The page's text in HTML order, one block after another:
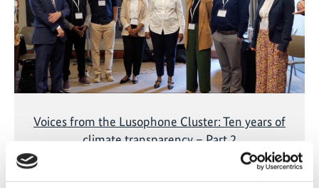
Voices from the Lusophone Cluster: Ten years of
climate transparency – Part 2